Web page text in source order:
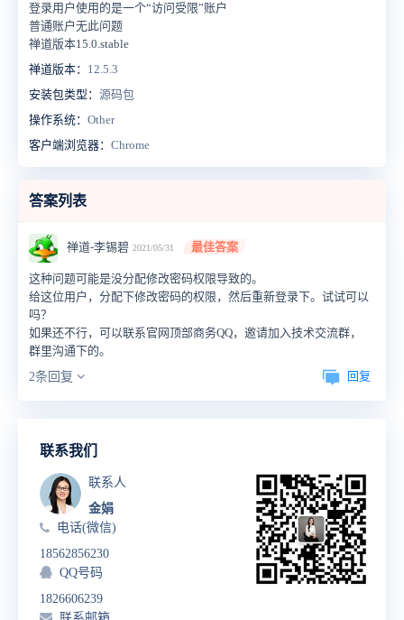
登录用户使用的是一个“访问受限”账户
普通账户无此问题
禅道版本15.0.stable
禅道版本： 12.5.3
安装包类型： 源码包
操作系统： Other
客户端浏览器： Chrome
答案列表
禅道-李锡碧 2021/05/31 最佳答案
这种问题可能是没分配修改密码权限导致的。
给这位用户，分配下修改密码的权限，然后重新登录下。试试可以
吗？
如果还不行，可以联系官网顶部商务QQ，邀请加入技术交流群，
群里沟通下的。
2条回复
回复
联系我们
联系人
金娟
电话(微信)
18562856230
QQ号码
1826606239